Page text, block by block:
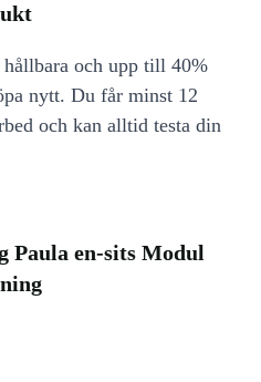
och upp till 40%
nytt. Du får minst 12
och kan alltid testa din
Paula en-sits Modul